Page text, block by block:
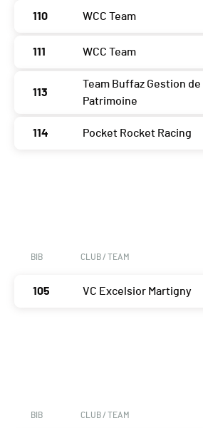
110 WCC Team
111 WCC Team
113
Team Buffaz Gestion de
Patrimoine
114 Pocket Rocket Racing
BIB CLUB / TEAM
105 VC Excelsior Martigny
BIB CLUB / TEAM